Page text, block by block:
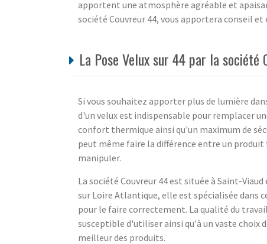
apportent une atmosphère agréable et
société Couvreur 44, vous apportera conseil
La Pose Velux sur 44 par la société
Si vous souhaitez apporter plus de lumière
d'un velux est indispensable pour remplacer
confort thermique ainsi qu'un maximum de
peut même faire la différence entre un
manipuler.
La société Couvreur 44 est située à Saint-
sur Loire Atlantique, elle est spécialisée dans
pour le faire correctement. La qualité du
susceptible d'utiliser ainsi qu'à un vaste
meilleur des produits.